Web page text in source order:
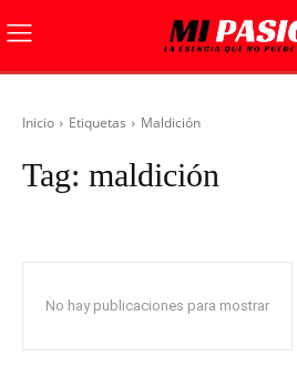
Inicio Etiquetas Maldición
Tag: maldición
No hay publicaciones para mostrar